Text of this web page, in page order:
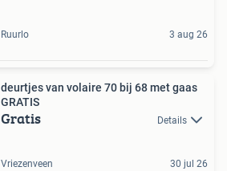
Ruurlo 3 aug 26
deurtjes van volaire 70 bij 68 met gaas
GRATIS
Gratis Details
Vriezenveen 30 jul 26